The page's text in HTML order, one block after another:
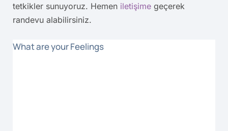
tetkikler sunuyoruz. Hemen iletişime geçerek
randevu alabilirsiniz.
What are your Feelings